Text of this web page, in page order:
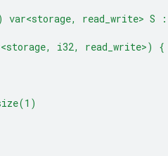
var<storage, read_write> S
i32, read_write>) {